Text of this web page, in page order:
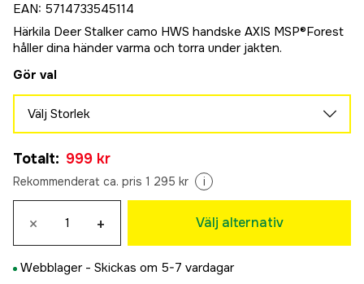
EAN: 5714733545114
Härkila Deer Stalker camo HWS handske AXIS MSP®Forest
håller dina händer varma och torra under jakten.
Gör val
Välj Storlek
1 295 kr
L
1 295 kr
Tillfälligt slut
Totalt: 999 kr
Rekommenderat ca. pris 1 295 kr i
× + Välj alternativ
Webblager - Skickas om 5-7 vardagar